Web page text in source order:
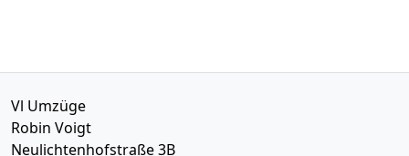
Vl Umzüge
Robin Voigt
Neulichtenhofstraße 3B